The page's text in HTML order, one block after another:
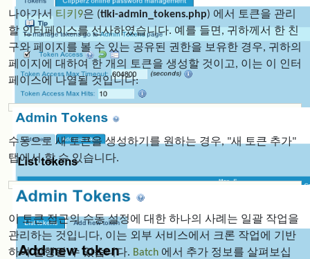
나아가서 티키9은 (tiki-admin_tokens.php) 에서 토큰을 관리
할 인터페이스를 선사하였습니다. 예를 들면, 귀하께서 한 친
구와 페이지를 볼 수 있는 공유된 권한을 보유한 경우, 귀하의
페이지에 대하여 한 개의 토큰을 생성할 것이고, 이는 이 인터
페이스에 나열될 것입니다:
수동으로 새 토큰을 생성하기를 원하는 경우, "새 토큰 추가"
탭에서 할 수 있습니다.
이 토큰 접근의 수동 설정에 대한 하나의 사례는 일괄 작업을
관리하는 것입니다, 이는 외부 서비스에서 크론 작업에 기반
하여 실행될 수 있습니다. Batch 에서 추가 정보를 살펴보십